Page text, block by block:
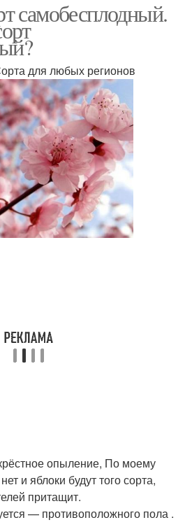
самобесплодный.
для любых регионов
опыление, По моему
и яблоки будут того сорта,
притащит.​
— противоположного пола .​